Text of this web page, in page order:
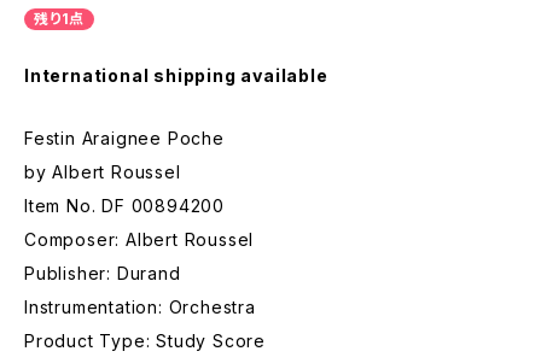
残り1点
International shipping available
Festin Araignee Poche
by Albert Roussel
Item No. DF 00894200
Composer: Albert Roussel
Publisher: Durand
Instrumentation: Orchestra
Product Type: Study Score